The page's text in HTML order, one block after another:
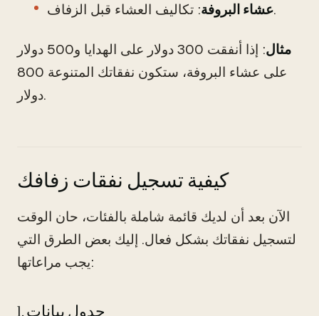
عشاء البروفة: تكاليف العشاء قبل الزفاف.
مثال
: إذا أنفقت 300 دولار على الهدايا و500 دولار
على عشاء البروفة، ستكون نفقاتك المتنوعة 800
دولار.
كيفية تسجيل نفقات زفافك
الآن بعد أن لديك قائمة شاملة بالفئات، حان الوقت
لتسجيل نفقاتك بشكل فعال. إليك بعض الطرق التي
يجب مراعاتها:
1. جدول بيانات